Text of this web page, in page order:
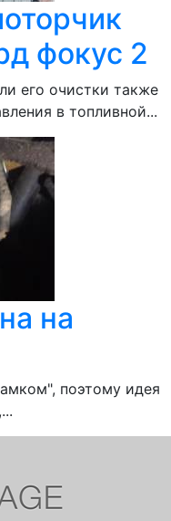
фокус 2
его очистки также
в топливной...
на
поэтому идея